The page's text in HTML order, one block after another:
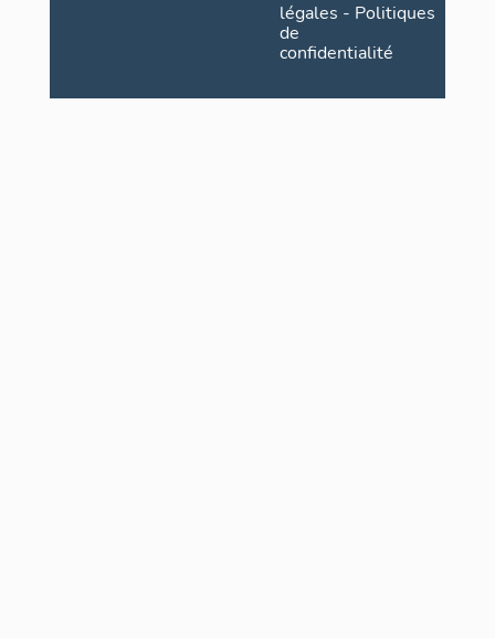
légales - Politiques
de
confidentialité